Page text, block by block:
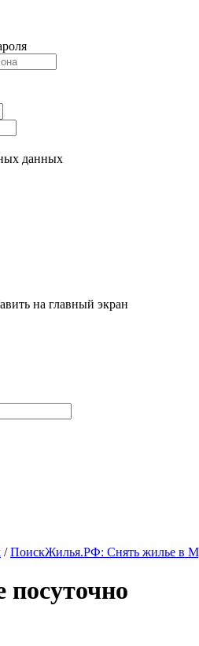
данных
/ПоискЖилья.РФ: Снять жилье в